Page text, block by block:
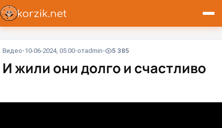
Видео 10-06-2024, 05:00 отadmin 5 385
И жили они долго и счастливо⁠⁠